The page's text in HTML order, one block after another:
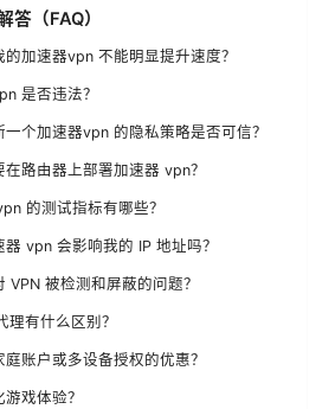
答（FAQ）
的加速器vpn 不能明显提升速度？
是否违法？
一个加速器vpn 的隐私策略是否可信？
在路由器上部署加速器 vpn？
的测试指标有哪些？
器 vpn 会影响我的 IP 地址吗？
VPN 被检测和屏蔽的问题？
理有什么区别？
庭账户或多设备授权的优惠？
戏体验？